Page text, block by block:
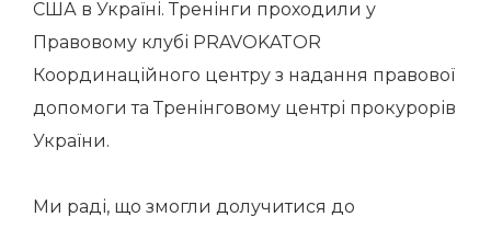
США в Україні. Тренінги проходили у
Правовому клубі PRAVOKATOR
Координаційного центру з надання правової
допомоги та Тренінговому центрі прокурорів
України.
Ми раді, що змогли долучитися до